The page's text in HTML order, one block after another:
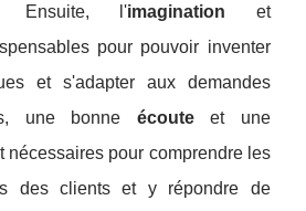
Ensuite, l'imagination et
pour pouvoir inventer
et s'adapter aux demandes
une bonne écouteet une
nécessaires pour comprendre les
des clients et y répondre de